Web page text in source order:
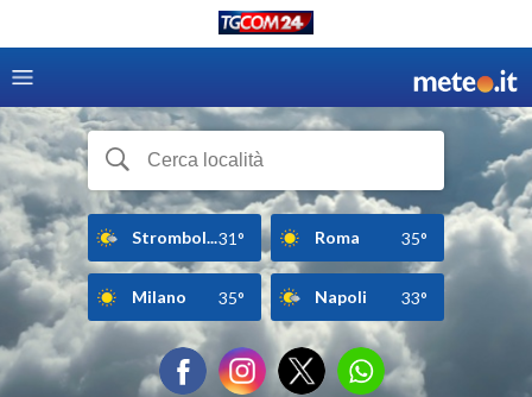
Strombol...31° Roma 35°
Milano 35° Napoli 33°